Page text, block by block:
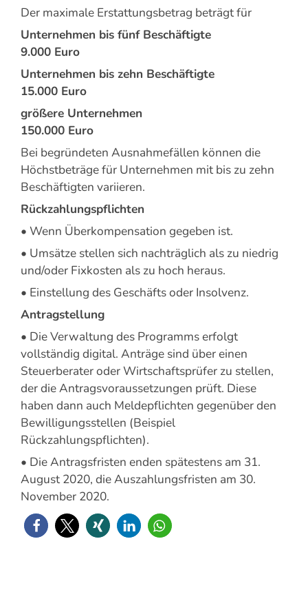
Der maximale Erstattungsbetrag beträgt für
Unternehmen bis fünf Beschäftigte
9.000 Euro
Unternehmen bis zehn Beschäftigte
15.000 Euro
größere Unternehmen
150.000 Euro
Bei begründeten Ausnahmefällen können die
Höchstbeträge für Unternehmen mit bis zu zehn
Beschäftigten variieren.
Rückzahlungspflichten
• Wenn Überkompensation gegeben ist.
• Umsätze stellen sich nachträglich als zu niedrig
und/oder Fixkosten als zu hoch heraus.
• Einstellung des Geschäfts oder Insolvenz.
Antragstellung
• Die Verwaltung des Programms erfolgt
vollständig digital. Anträge sind über einen
Steuerberater oder Wirtschaftsprüfer zu stellen,
der die Antragsvoraussetzungen prüft. Diese
haben dann auch Meldepflichten gegenüber den
Bewilligungsstellen (Beispiel
Rückzahlungspflichten).
• Die Antragsfristen enden spätestens am 31.
August 2020, die Auszahlungsfristen am 30.
November 2020.